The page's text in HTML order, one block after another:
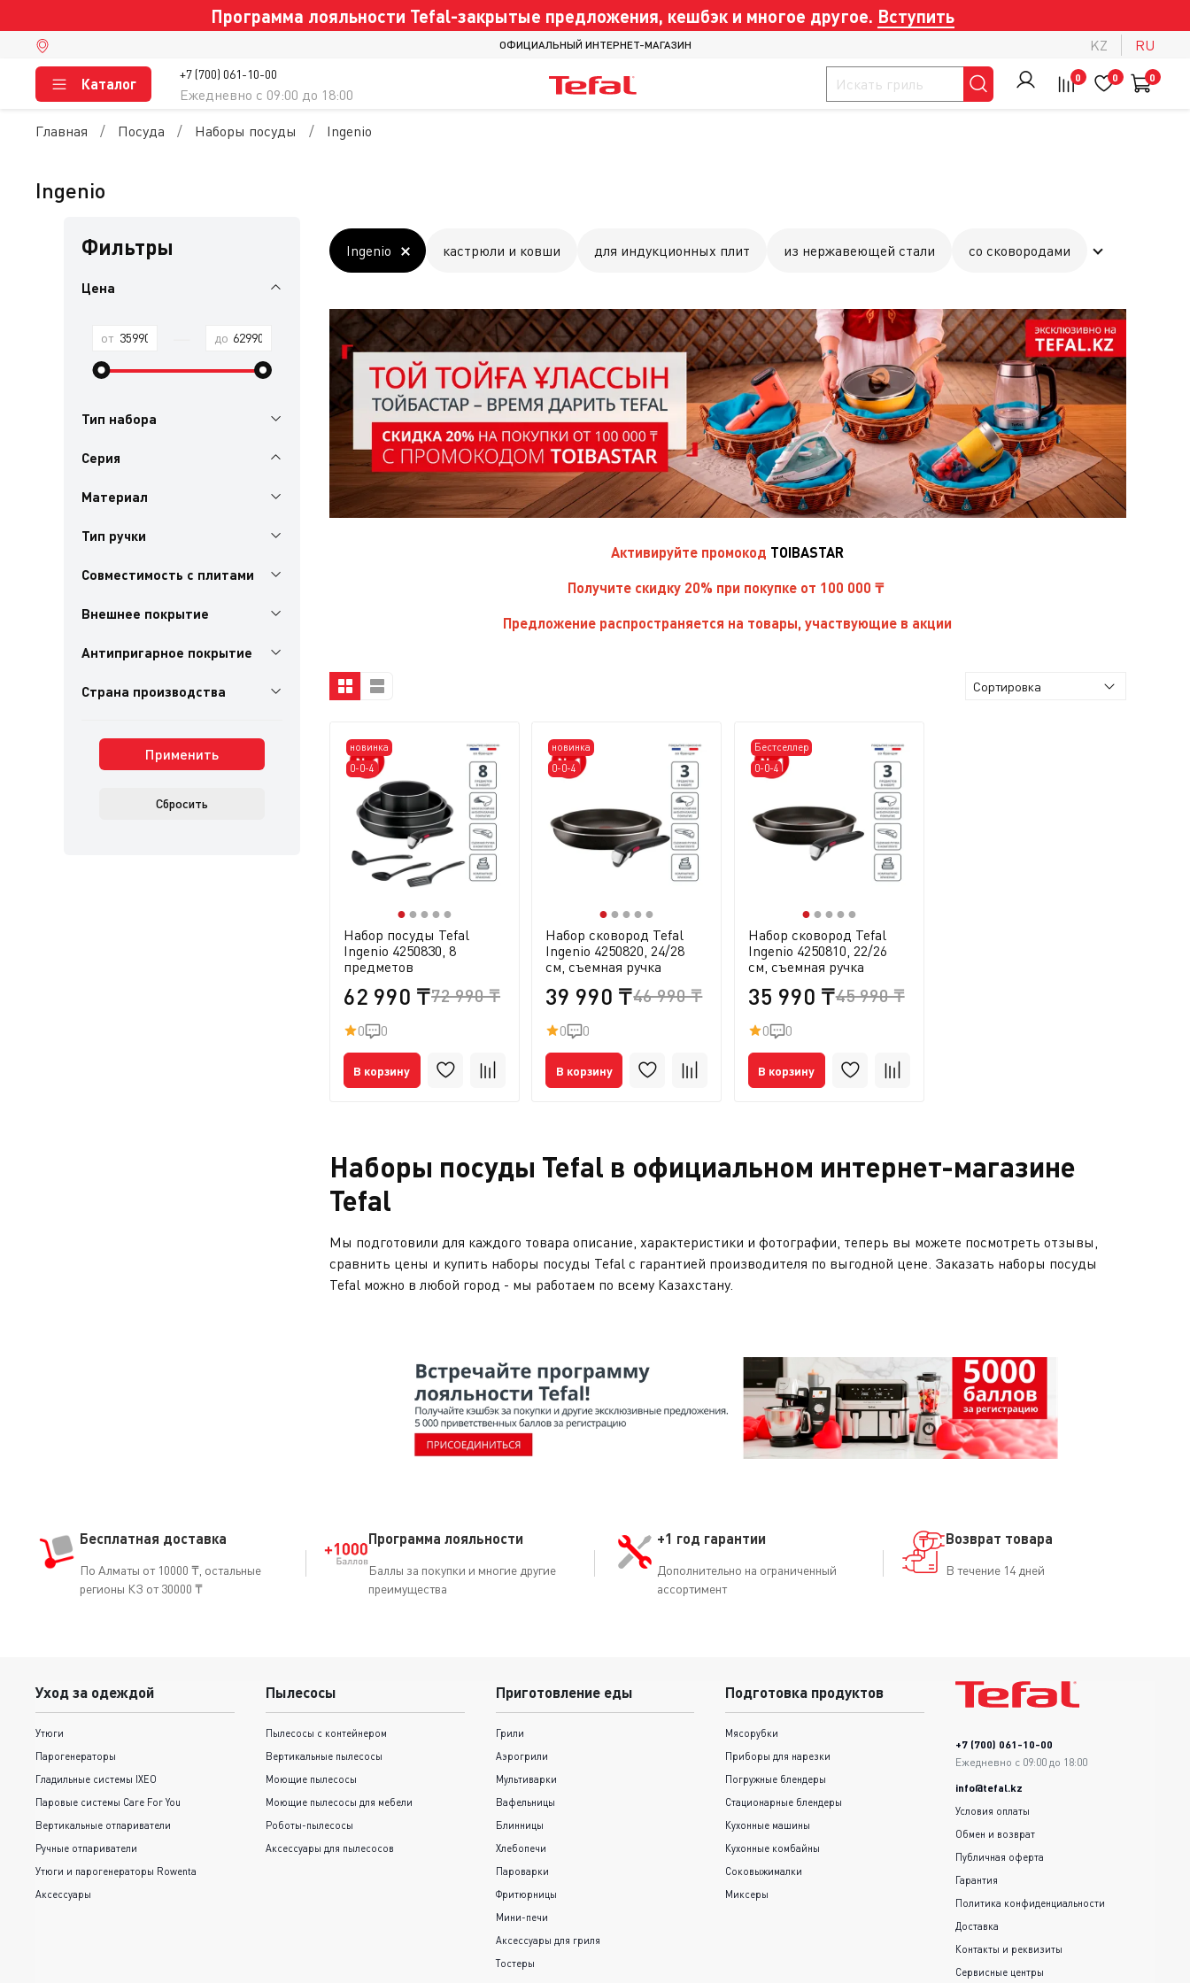
Программа лояльности Tefal-закрытые предложения, кешбэк и многое другое. Вступить
ОФИЦИАЛЬНЫЙ ИНТЕРНЕТ-МАГАЗИН KZ RU
+7 (700) 061-10-00
Ежедневно c 09:00 до 18:00
Каталог 0 0 0
Главная Посуда Наборы посуды Ingenio
Ingenio
Ingenio кастрюли и ковши для индукционных плит из нержавеющей стали со сковородами
Активируйте промокод TOIBASTAR
Получите скидку 20% при покупке от 100 000 ₸
Предложение распространяется на товары, участвующие в акции
новинка
0-0-4
●● ● ● ●
Набор посуды Tefal
Ingenio 4250830, 8
предметов
62 990 ₸72 990 ₸
0 0
В корзину
новинка
0-0-4
●● ● ● ●
Набор сковород Tefal
Ingenio 4250820, 24/28
см, съемная ручка
39 990 ₸46 990 ₸
0 0
В корзину
Бестселлер
0-0-4
●● ● ● ●
Набор сковород Tefal
Ingenio 4250810, 22/26
см, съемная ручка
35 990 ₸45 990 ₸
0 0
В корзину
Наборы посуды Tefal в официальном интернет-магазине
Tefal
Мы подготовили для каждого товара описание, характеристики и фотографии, теперь вы можете посмотреть отзывы,
сравнить цены и купить наборы посуды Tefal с гарантией производителя по выгодной цене. Заказать наборы посуды
Tefal можно в любой город - мы работаем по всему Казахстану.
Фильтры
Цена
от до
Тип набора
Серия
Материал
Тип ручки
Совместимость с плитами
Внешнее покрытие
Антипригарное покрытие
Страна производства
Применить
Сбросить
Бесплатная доставка
По Алматы от 10000 ₸, остальные
регионы КЗ от 30000 ₸
Программа лояльности
Баллы за покупки и многие другие
преимущества
+1 год гарантии
Дополнительно на ограниченный
ассортимент
Возврат товара
В течение 14 дней
Уход за одеждой
Утюги
Парогенераторы
Гладильные системы IXEO
Паровые системы Care For You
Вертикальные отпариватели
Ручные отпариватели
Утюги и парогенераторы Rowenta
Аксессуары
Пылесосы
Пылесосы с контейнером
Вертикальные пылесосы
Моющие пылесосы
Моющие пылесосы для мебели
Роботы-пылесосы
Аксессуары для пылесосов
Приготовление еды
Грили
Аэрогрили
Мультиварки
Вафельницы
Блинницы
Хлебопечи
Пароварки
Фритюрницы
Мини-печи
Аксессуары для гриля
Тостеры
Подготовка продуктов
Мясорубки
Приборы для нарезки
Погружные блендеры
Стационарные блендеры
Кухонные машины
Кухонные комбайны
Соковыжималки
Миксеры
+7 (700) 061-10-00
Ежедневно с 09:00 до 18:00
info@tefal.kz
Условия оплаты
Обмен и возврат
Публичная оферта
Гарантия
Политика конфиденциальности
Доставка
Контакты и реквизиты
Сервисные центры